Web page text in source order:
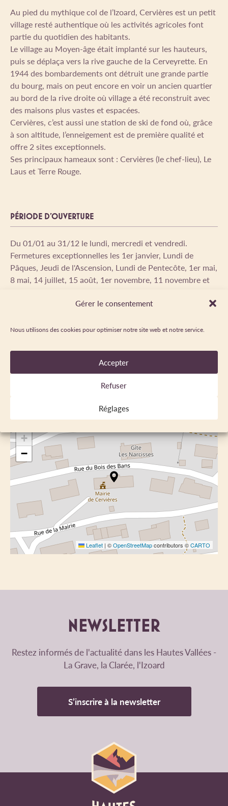
Gérer le consentement
Nous utilisons des cookies pour optimiser notre site web et notre service.
Accepter
Refuser
Réglages
Au pied du mythique col de l’Izoard, Cervières est un petit
village resté authentique où les activités agricoles font
partie du quotidien des habitants.
Le village au Moyen-âge était implanté sur les hauteurs,
puis se déplaça vers la rive gauche de la Cerveyrette. En
1944 des bombardements ont détruit une grande partie
du bourg, mais on peut encore en voir un ancien quartier
au bord de la rive droite où village a été reconstruit avec
des maisons plus vastes et espacées.
Cervières, c’est aussi une station de ski de fond où, grâce
à son altitude, l’enneigement est de première qualité et
offre 2 sites exceptionnels.
Ses principaux hameaux sont : Cervières (le chef-lieu), Le
Laus et Terre Rouge.
PÉRIODE D'OUVERTURE
Du 01/01 au 31/12 le lundi, mercredi et vendredi.
Fermetures exceptionnelles les 1er janvier, Lundi de
Pâques, Jeudi de l'Ascension, Lundi de Pentecôte, 1er mai,
8 mai, 14 juillet, 15 août, 1er novembre, 11 novembre et
+
−
Leaflet | ©OpenStreetMapcontributors ©CARTO
NEWSLETTER
Restez informés de l'actualité dans les Hautes Vallées -
La Grave, la Clarée, l'Izoard
S’inscrire à la newsletter